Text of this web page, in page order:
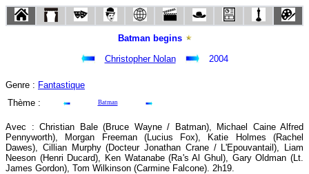
Batman begins
Christopher Nolan
2004
Genre : Fantastique
Thème :
Batman
Avec : Christian Bale (Bruce Wayne / Batman), Michael Caine Alfred
Pennyworth), Morgan Freeman (Lucius Fox), Katie Holmes (Rachel
Dawes), Cillian Murphy (Docteur Jonathan Crane / L'Epouvantail), Liam
Neeson (Henri Ducard), Ken Watanabe (Ra's Al Ghul), Gary Oldman (Lt.
James Gordon), Tom Wilkinson (Carmine Falcone). 2h19.